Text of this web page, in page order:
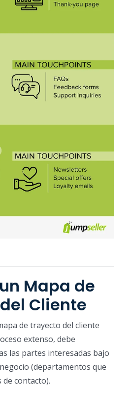
Mapa de
Cliente
de trayecto del cliente
extenso, debe
las partes interesadas bajo
(departamentos que
contacto).